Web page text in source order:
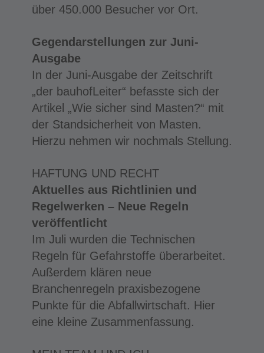
über 450.000 Besucher vor Ort.
Gegendarstellungen zur Juni-
Ausgabe
In der Juni-Ausgabe der Zeitschrift
„der bauhofLeiter“ befasste sich der
Artikel „Wie sicher sind Masten?“ mit
der Standsicherheit von Masten.
Hierzu nehmen wir nochmals Stellung.
HAFTUNG UND RECHT
Aktuelles aus Richtlinien und
Regelwerken – Neue Regeln
veröffentlicht
Im Juli wurden die Technischen
Regeln für Gefahrstoffe überarbeitet.
Außerdem klären neue
Branchenregeln praxisbezogene
Punkte für die Abfallwirtschaft. Hier
eine kleine Zusammenfassung.